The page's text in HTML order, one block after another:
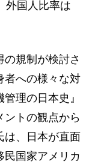
外国人比率は
規制が検討さ
者への様々な対
理の日本史』
ントの観点から
は、日本が直面
民国家アメリカ